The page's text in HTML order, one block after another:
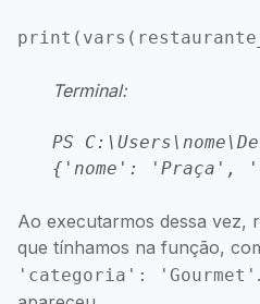
Terminal:
PS
Ao executarmos dessa vez,
que tínhamos na função,
'categoria': 'Gourmet'